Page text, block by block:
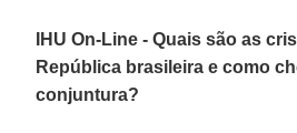
IHU On-Line - Quais são as
República brasileira e como
conjuntura?